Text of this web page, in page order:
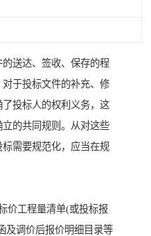
的送达、签收、保存的程
于投标文件的补充、修
投标人的权利义务，这
的共同规则。从对这些
需要规范化，应当在规
价工程量清单(或投标报
及调价后报价明细目录等